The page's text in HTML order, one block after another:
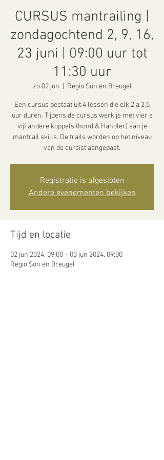
CURSUS mantrailing |
zondagochtend 2, 9, 16,
23 juni | 09:00 uur tot
11:30 uur
zo 02 jun Regio Son en Breugel
Een cursus bestaat uit 4 lessen die elk 2 a 2,5
uur duren. Tijdens de cursus werk je met vier a
vijf andere koppels (hond & Handler) aan je
mantrail skills. De trails worden op het niveau
van de cursist aangepast.
Registratie is afgesloten
Andere evenementen bekijken
Tijd en locatie
02 jun 2024, 09:00 – 03 jun 2024, 09:00
Regio Son en Breugel